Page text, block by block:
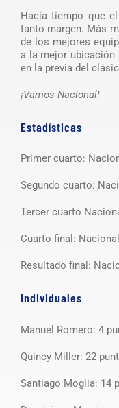
Hacía tiempo que
tanto margen. Más
de los mejores
a la mejor ubicación
en la previa del
¡Vamos Nacional!
Estadísticas
Primer cuarto:
Segundo cuarto:
Tercer cuarto
Cuarto final:
Resultado final:
Individuales
Manuel Romero: 4
Quincy Miller: 22
Santiago Moglia: 14